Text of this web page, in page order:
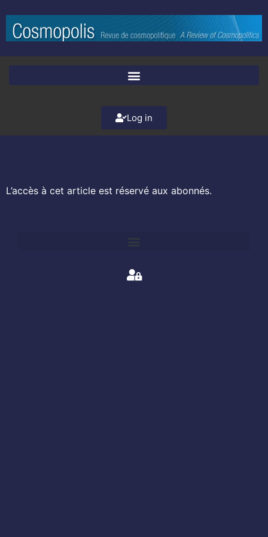
Log in
L’accès à cet article est réservé aux abonnés.